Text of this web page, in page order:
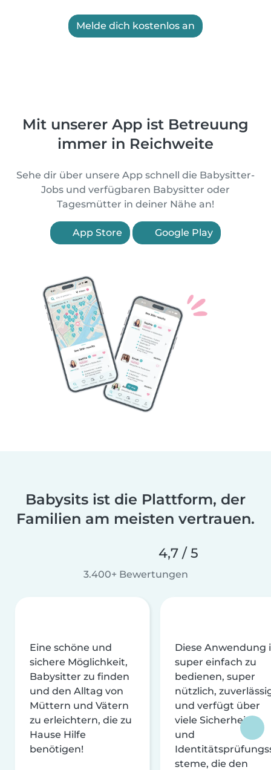
Melde dich kostenlos an
Mit unserer App ist Betreuung
immer in Reichweite
Sehe dir über unsere App schnell die Babysitter-
Jobs und verfügbaren Babysitter oder
Tagesmütter in deiner Nähe an!
App Store Google Play
Babysits ist die Plattform, der
Familien am meisten vertrauen.
4,7 / 5
3.400+ Bewertungen
Eine schöne und
sichere Möglichkeit,
Babysitter zu finden
und den Alltag von
Müttern und Vätern
zu erleichtern, die zu
Hause Hilfe
benötigen!
Diese Anwendung
super einfach zu
bedienen, super
nützlich,
und verfügt über
viele Sicherheits-
und
steme, die den